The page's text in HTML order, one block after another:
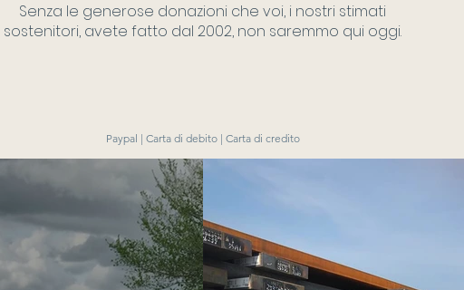
Senza le generose donazioni che voi, i nostri stimati
sostenitori, avete fatto dal 2002, non saremmo qui oggi.
Paypal | Carta di debito | Carta di credito